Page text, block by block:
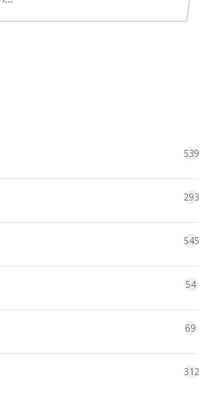
539
293
545
54
69
312